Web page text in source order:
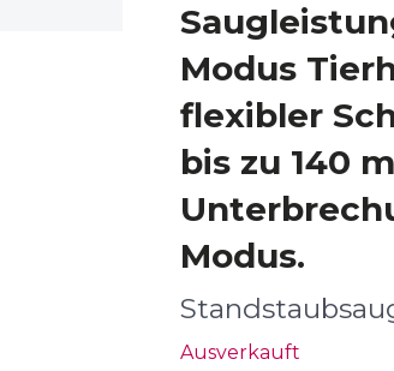
Modus
flexibler
bis zu 140
Modus.
Ausverkauft